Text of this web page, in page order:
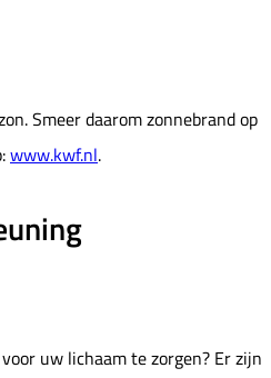
Smeer daarom zonnebrand op
www.kwf.nl.
uw lichaam te zorgen? Er zijn